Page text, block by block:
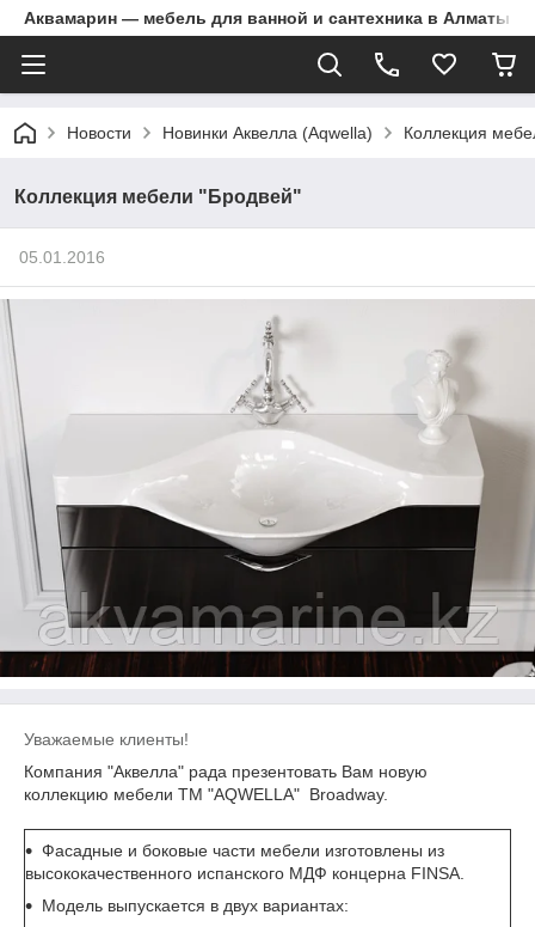
Аквамарин — мебель для ванной и сантехника в Алматы |
Новости Новинки Аквелла (Aqwella) Коллекция
Коллекция мебели "Бродвей"
05.01.2016
Уважаемые клиенты!
Компания "Аквелла" рада презентовать Вам новую
коллекцию мебели ТМ "AQWELLA" Broadway.
Фасадные и боковые части мебели изготовлены из
высококачественного испанского МДФ концерна FINSA.
Модель выпускается в двух вариантах: